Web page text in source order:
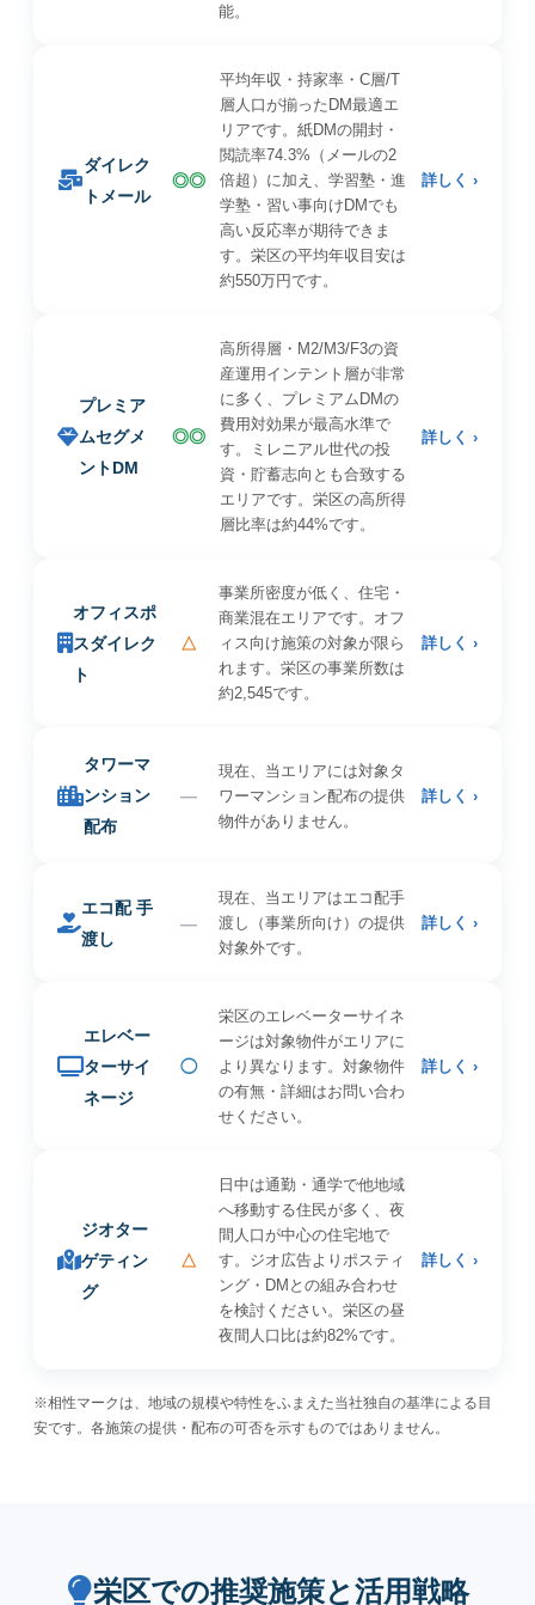
能。
ダイレク
トメール
◎◎
平均年収・持家率・C層/T
層人口が揃ったDM最適エ
リアです。紙DMの開封・
閲読率74.3%（メールの2
倍超）に加え、学習塾・進
学塾・習い事向けDMでも
高い反応率が期待できま
す。栄区の平均年収目安は
約550万円です。
詳しく ›
プレミア
ムセグメ
ントDM
◎◎
高所得層・M2/M3/F3の資
産運用インテント層が非常
に多く、プレミアムDMの
費用対効果が最高水準で
す。ミレニアル世代の投
資・貯蓄志向とも合致する
エリアです。栄区の高所得
層比率は約44%です。
詳しく ›
オフィスポ
スダイレク
ト
△
事業所密度が低く、住宅・
商業混在エリアです。オフ
ィス向け施策の対象が限ら
れます。栄区の事業所数は
約2,545です。
詳しく ›
タワーマ
ンション
配布
—
現在、当エリアには対象タ
ワーマンション配布の提供
物件がありません。
詳しく ›
エコ配 手
渡し
—
現在、当エリアはエコ配手
渡し（事業所向け）の提供
対象外です。
詳しく ›
エレベー
ターサイ
ネージ
◯
栄区のエレベーターサイネ
ージは対象物件がエリアに
より異なります。対象物件
の有無・詳細はお問い合わ
せください。
詳しく ›
ジオター
ゲティン
グ
△
日中は通勤・通学で他地域
へ移動する住民が多く、夜
間人口が中心の住宅地で
す。ジオ広告よりポスティ
ング・DMとの組み合わせ
を検討ください。栄区の昼
夜間人口比は約82%です。
詳しく ›
※相性マークは、地域の規模や特性をふまえた当社独自の基準による目
安です。各施策の提供・配布の可否を示すものではありません。
栄区での推奨施策と活用戦略